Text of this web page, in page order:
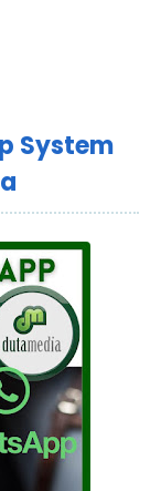
System